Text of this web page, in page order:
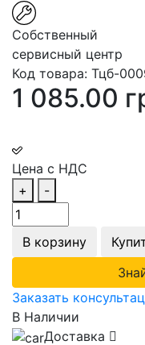
Собственный
сервисный центр
Код товара: Тцб-
1 085.00
Цена с НДС
+
-
В корзину
Заказать
В Наличии
Доставка